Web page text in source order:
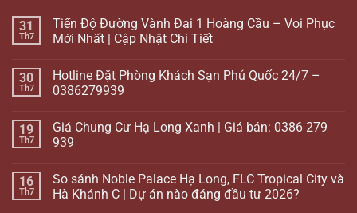
31
Th7
Tiến Độ Đường Vành Đai 1 Hoàng Cầu – Voi Phục
Mới Nhất | Cập Nhật Chi Tiết
30
Th7
Hotline Đặt Phòng Khách Sạn Phú Quốc 24/7 –
0386279939
19
Th7
Giá Chung Cư Hạ Long Xanh | Giá bán: 0386 279
939
16
Th7
So sánh Noble Palace Hạ Long, FLC Tropical City và
Hà Khánh C | Dự án nào đáng đầu tư 2026?